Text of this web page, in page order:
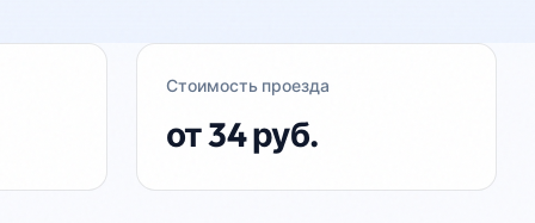
рейсы №518 выполняются по
Стоимость проезда
от 34 руб.